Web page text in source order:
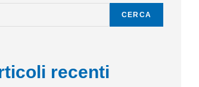
CERCA
recenti